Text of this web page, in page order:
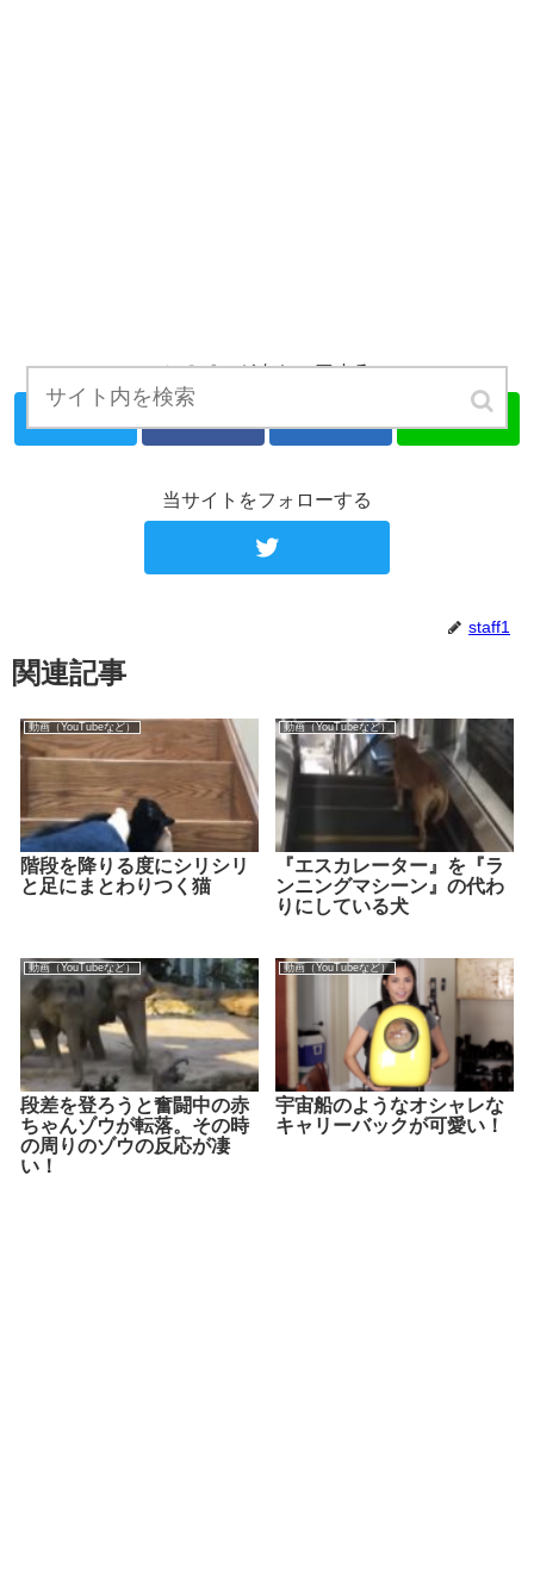
このページをシェアする
当サイトをフォローする
staff1
関連記事
動画（YouTubeなど）
階段を降りる度にシリシリ
と足にまとわりつく猫
動画（YouTubeなど）
『エスカレーター』を『ラ
ンニングマシーン』の代わ
りにしている犬
動画（YouTubeなど）
段差を登ろうと奮闘中の赤
ちゃんゾウが転落。その時
の周りのゾウの反応が凄
い！
動画（YouTubeなど）
宇宙船のようなオシャレな
キャリーバックが可愛い！